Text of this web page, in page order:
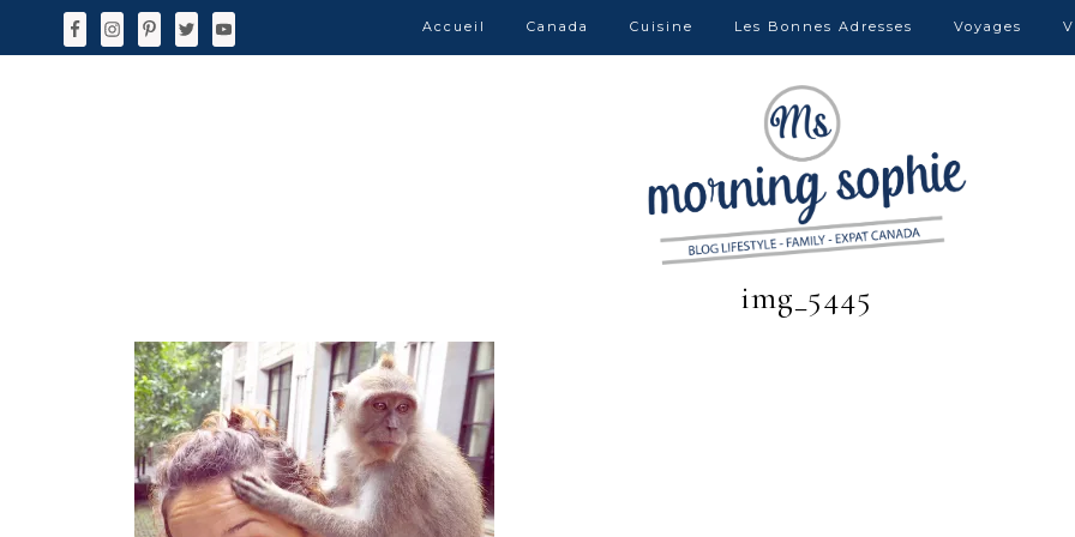
Accueil Canada Cuisine Les Bonnes Adresses Voyages
img_5445